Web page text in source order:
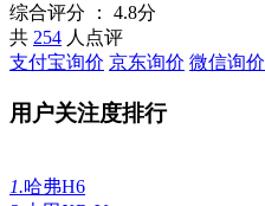
综合评分 ：
4.8分
共 254 人点评
支付宝询价 京东询价 微信询价
用户关注度排行
1.哈弗H6